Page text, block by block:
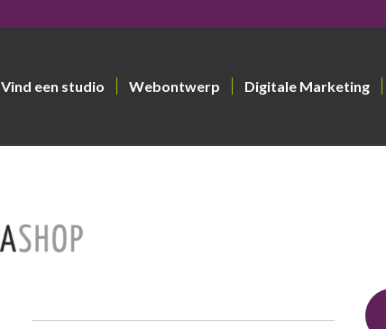
Vind een studio Webontwerp Digitale Marketing